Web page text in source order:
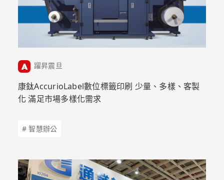
躍昇震旦
康鈦AccurioLabel數位標籤印刷 少量、多樣、客製
化 滿足市場多樣化需求
# 智慧辦公